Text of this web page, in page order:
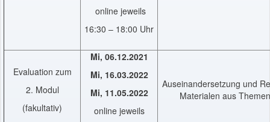
online jeweils
16:30 – 18:00 Uhr
Evaluation zum
2. Modul
(fakultativ)
Mi, 06.12.2021
Mi, 16.03.2022
Mi, 11.05.2022
online jeweils
Auseinandersetzung und
Materialen aus